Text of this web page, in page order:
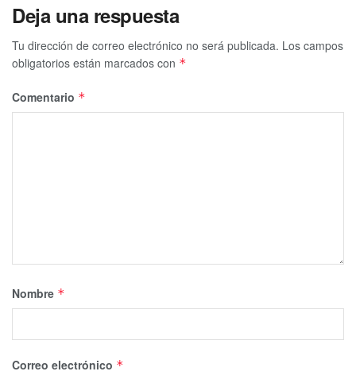
Deja una respuesta
Tu dirección de correo electrónico no será publicada. Los campos
obligatorios están marcados con *
Comentario *
Nombre *
Correo electrónico *